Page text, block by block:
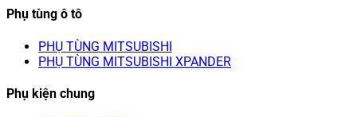
Phụ tùng ô tô
PHỤ TÙNG MITSUBISHI
PHỤ TÙNG MITSUBISHI XPANDER
Phụ kiện chung